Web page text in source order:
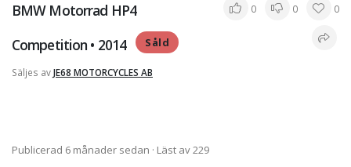
BMW Motorrad HP4
Competition • 2014
Såld
0 0 0
Säljes avJE68 MOTORCYCLES AB
Publicerad 6 månader sedan · Läst av 229